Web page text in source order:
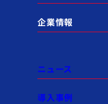
企業情報
ニュース
導入事例